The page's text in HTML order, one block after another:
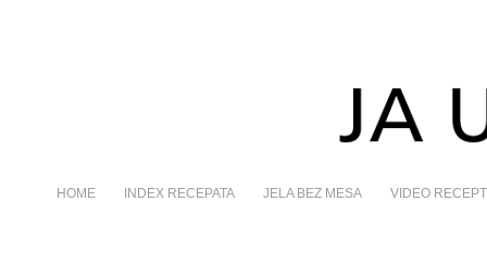
HOME INDEX RECEPATA JELA BEZ MESA VIDEO